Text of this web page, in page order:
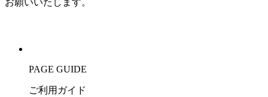
お願いいたします。
PAGE GUIDE
ご利用ガイド